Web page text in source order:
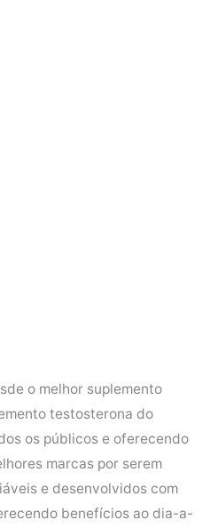
o melhor suplemento
testosterona do
os públicos e oferecendo
marcas por serem
e desenvolvidos com
benefícios ao dia-a-